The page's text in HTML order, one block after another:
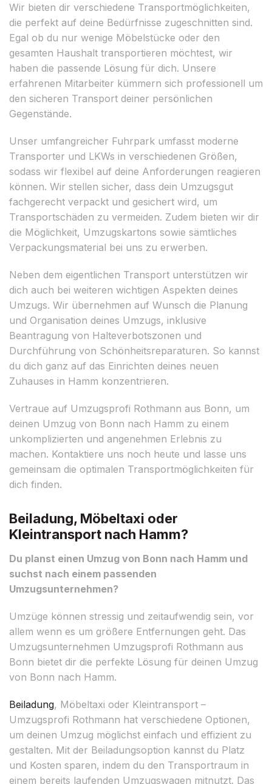
Wir bieten dir verschiedene Transportmöglichkeiten,
die perfekt auf deine Bedürfnisse zugeschnitten sind.
Egal ob du nur wenige Möbelstücke oder den
gesamten Haushalt transportieren möchtest, wir
haben die passende Lösung für dich. Unsere
erfahrenen Mitarbeiter kümmern sich professionell um
den sicheren Transport deiner persönlichen
Gegenstände.
Unser umfangreicher Fuhrpark umfasst moderne
Transporter und LKWs in verschiedenen Größen,
sodass wir flexibel auf deine Anforderungen reagieren
können. Wir stellen sicher, dass dein Umzugsgut
fachgerecht verpackt und gesichert wird, um
Transportschäden zu vermeiden. Zudem bieten wir dir
die Möglichkeit, Umzugskartons sowie sämtliches
Verpackungsmaterial bei uns zu erwerben.
Neben dem eigentlichen Transport unterstützen wir
dich auch bei weiteren wichtigen Aspekten deines
Umzugs. Wir übernehmen auf Wunsch die Planung
und Organisation deines Umzugs, inklusive
Beantragung von Halteverbotszonen und
Durchführung von Schönheitsreparaturen. So kannst
du dich ganz auf das Einrichten deines neuen
Zuhauses in Hamm konzentrieren.
Vertraue auf Umzugsprofi Rothmann aus Bonn, um
deinen Umzug von Bonn nach Hamm zu einem
unkomplizierten und angenehmen Erlebnis zu
machen. Kontaktiere uns noch heute und lasse uns
gemeinsam die optimalen Transportmöglichkeiten für
dich finden.
Beiladung, Möbeltaxi oder
Kleintransport nach Hamm?
Du planst einen Umzug von Bonn nach Hamm und
suchst nach einem passenden
Umzugsunternehmen?
Umzüge können stressig und zeitaufwendig sein, vor
allem wenn es um größere Entfernungen geht. Das
Umzugsunternehmen Umzugsprofi Rothmann aus
Bonn bietet dir die perfekte Lösung für deinen Umzug
von Bonn nach Hamm.
Beiladung, Möbeltaxi oder Kleintransport –
Umzugsprofi Rothmann hat verschiedene Optionen,
um deinen Umzug möglichst einfach und effizient zu
gestalten. Mit der Beiladungsoption kannst du Platz
und Kosten sparen, indem du den Transportraum in
einem bereits laufenden Umzugswagen mitnutzt. Das